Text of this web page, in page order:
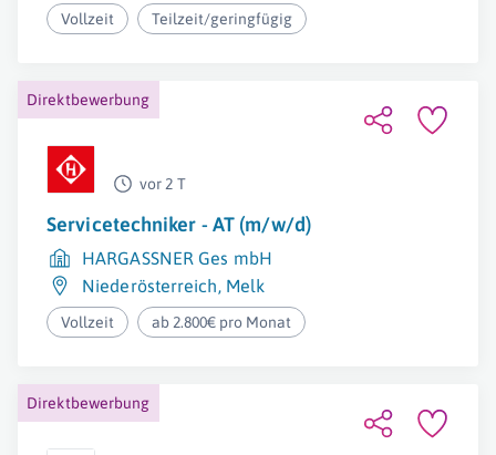
Vollzeit Teilzeit/geringfügig
Direktbewerbung
vor 2 T
Servicetechniker - AT (m/w/d)
HARGASSNER Ges mbH
Niederösterreich, Melk
Vollzeit ab 2.800€ pro Monat
Direktbewerbung